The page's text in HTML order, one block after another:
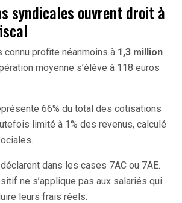
syndicales ouvrent droit à
profite néanmoins à 1,3 million
moyenne s’élève à 118 euros
66% du total des cotisations
limité à 1% des revenus, calculé
dans les cases 7AC ou 7AE.
ne s’applique pas aux salariés qui
leurs frais réels.